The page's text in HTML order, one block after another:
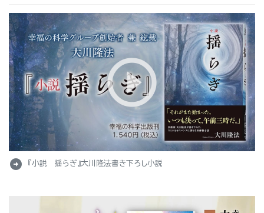
arrow_circle_right 『小説 揺らぎ』大川隆法書き下ろし小説